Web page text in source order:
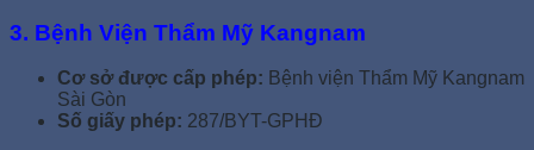
3. Bệnh Viện Thẩm Mỹ Kangnam
Cơ sở được cấp phép: Bệnh viện Thẩm Mỹ Kangnam
Sài Gòn
Số giấy phép: 287/BYT-GPHĐ